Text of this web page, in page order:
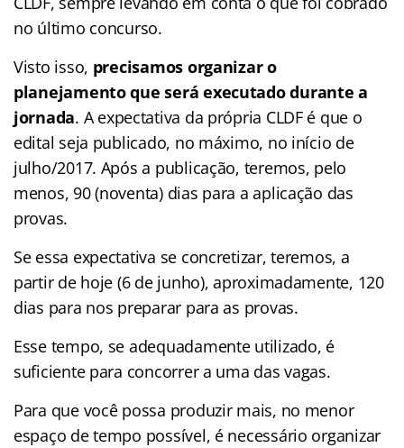
no último concurso.
Visto isso, precisamos organizar o
planejamento que será executado durante a
jornada. A expectativa da própria CLDF é que o
edital seja publicado, no máximo, no início de
julho/2017. Após a publicação, teremos, pelo
menos, 90 (noventa) dias para a aplicação das
provas.
Se essa expectativa se concretizar, teremos, a
partir de hoje (6 de junho), aproximadamente, 120
dias para nos preparar para as provas.
Esse tempo, se adequadamente utilizado, é
suficiente para concorrer a uma das vagas.
Para que você possa produzir mais, no menor
espaço de tempo possível, é necessário organizar